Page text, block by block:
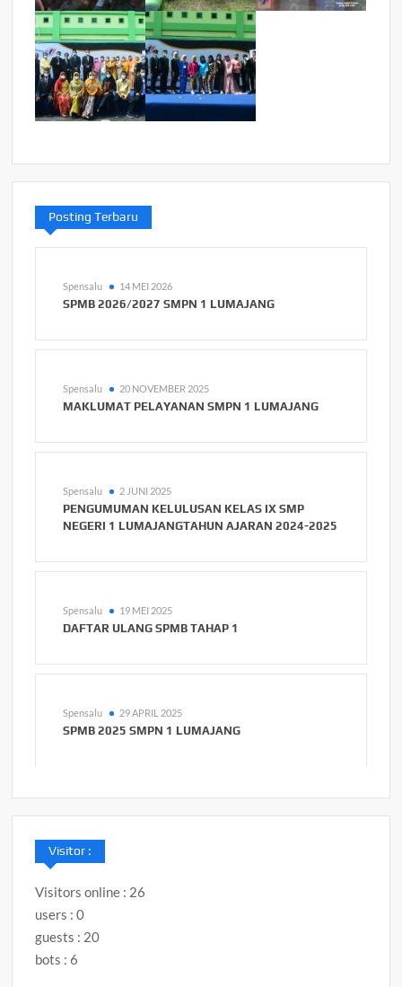
Posting Terbaru
Spensalu 14 MEI 2026
SPMB 2026/2027 SMPN 1 LUMAJANG
Spensalu 20 NOVEMBER 2025
MAKLUMAT PELAYANAN SMPN 1 LUMAJANG
Spensalu 2 JUNI 2025
PENGUMUMAN KELULUSAN KELAS IX SMP
NEGERI 1 LUMAJANGTAHUN AJARAN 2024-2025
Spensalu 19 MEI 2025
DAFTAR ULANG SPMB TAHAP 1
Spensalu 29 APRIL 2025
SPMB 2025 SMPN 1 LUMAJANG
Visitor :
Visitors online : 26
users : 0
guests : 20
bots : 6